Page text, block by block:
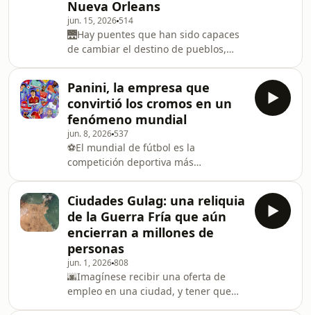
agroalimentaria del país. Lo que nació
en 1960 como una modesta quesería
en Anleo, concejo de Navia, se
transformó con el paso de las
décadas en Reny Picot, un grupo lác
Nueva Orleans
jun. 15, 2026 514
🌉Hay puentes que han sido capaces
de cambiar el destino de pueblos,
pequeños obstáculos, hasta
auténticos retos de la ingeniería para
enfrentarse a los grandes retos de la
naturaleza. Y dentro de las obras
complicadas, pocas lo han sido como
el puente sobre el lago Pontchartrain:
una línea de hormigón de casi 40
kilómetros de lar
Panini, la empresa que
convirtió los cromos en un
fenómeno mundial
jun. 8, 2026 537
⚽El mundial de fútbol es la
competición deportiva más
de la historia, y que ha convertido en
leyendas a estadios, ciudades,
camisetas, botas, celebraciones de
goles y hasta peinados. Un
acontecimiento único que se celebra
cada 4 años y que ha tenido
históricamente un compañero de
batallas que también se ha convertido
Ciudades Gulag: una reliquia
de la Guerra Fría que aún
encierran a millones de
personas
jun. 1, 2026808
🌆Imagínese recibir una oferta de
empleo en una ciudad, y tener que